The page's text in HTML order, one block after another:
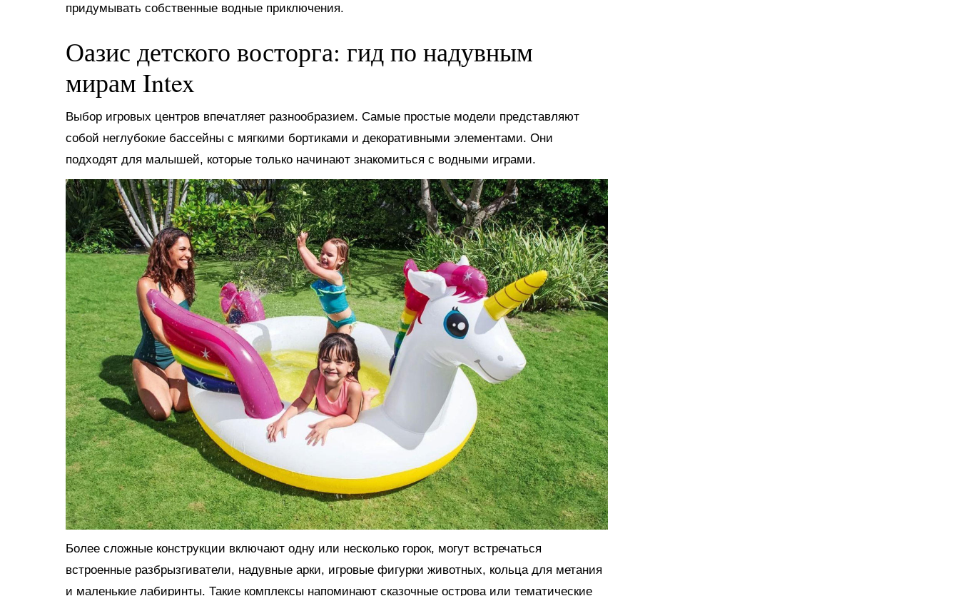
придумывать собственные водные приключения.
Оазис детского восторга: гид по надувным
мирам Intex
Выбор игровых центров впечатляет разнообразием. Самые простые модели представляют
собой неглубокие бассейны с мягкими бортиками и декоративными элементами. Они
подходят для малышей, которые только начинают знакомиться с водными играми.
Более сложные конструкции включают одну или несколько горок, могут встречаться
встроенные разбрызгиватели, надувные арки, игровые фигурки животных, кольца для метания
и маленькие лабиринты. Такие комплексы напоминают сказочные острова или тематические